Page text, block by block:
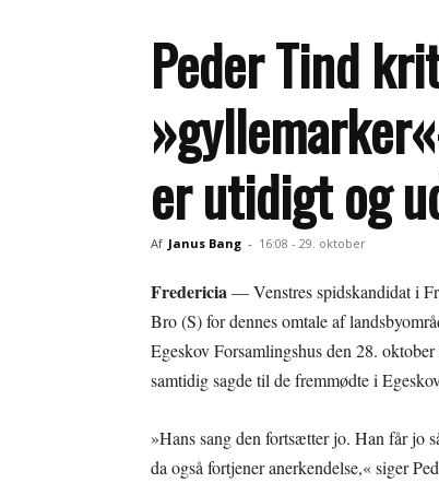
Peder Tind
er utidigt og
Af Janus Bang - 16:08 - 29. oktober
Fredericia— Venstres spidskandidat i
Bro (S) for dennes omtale af
Egeskov Forsamlingshus den 28.
samtidig sagde til de fremmødte i
»Hans sang den fortsætter jo. Han får jo
da også fortjener anerkendelse,« siger